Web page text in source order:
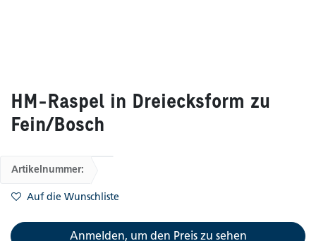
HM-Raspel in Dreiecksform zu
Fein/Bosch
Artikelnummer:
Auf die Wunschliste
Anmelden, um den Preis zu sehen